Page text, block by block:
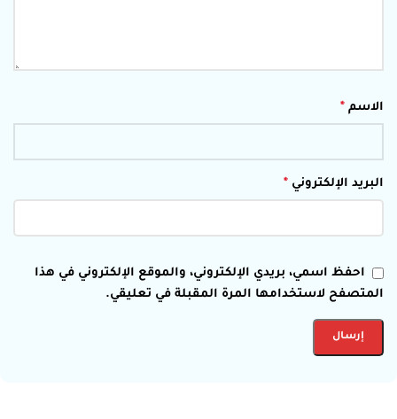
الاسم *
البريد الإلكتروني *
احفظ اسمي، بريدي الإلكتروني، والموقع الإلكتروني في هذا
المتصفح لاستخدامها المرة المقبلة في تعليقي.